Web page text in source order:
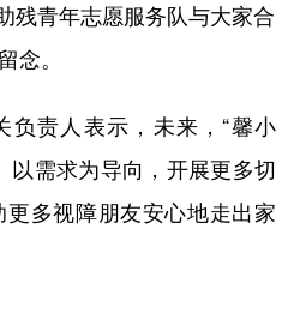
残青年志愿服务队与大家合
念。
负责人表示，未来，“馨小
以需求为导向，开展更多切
多视障朋友安心地走出家